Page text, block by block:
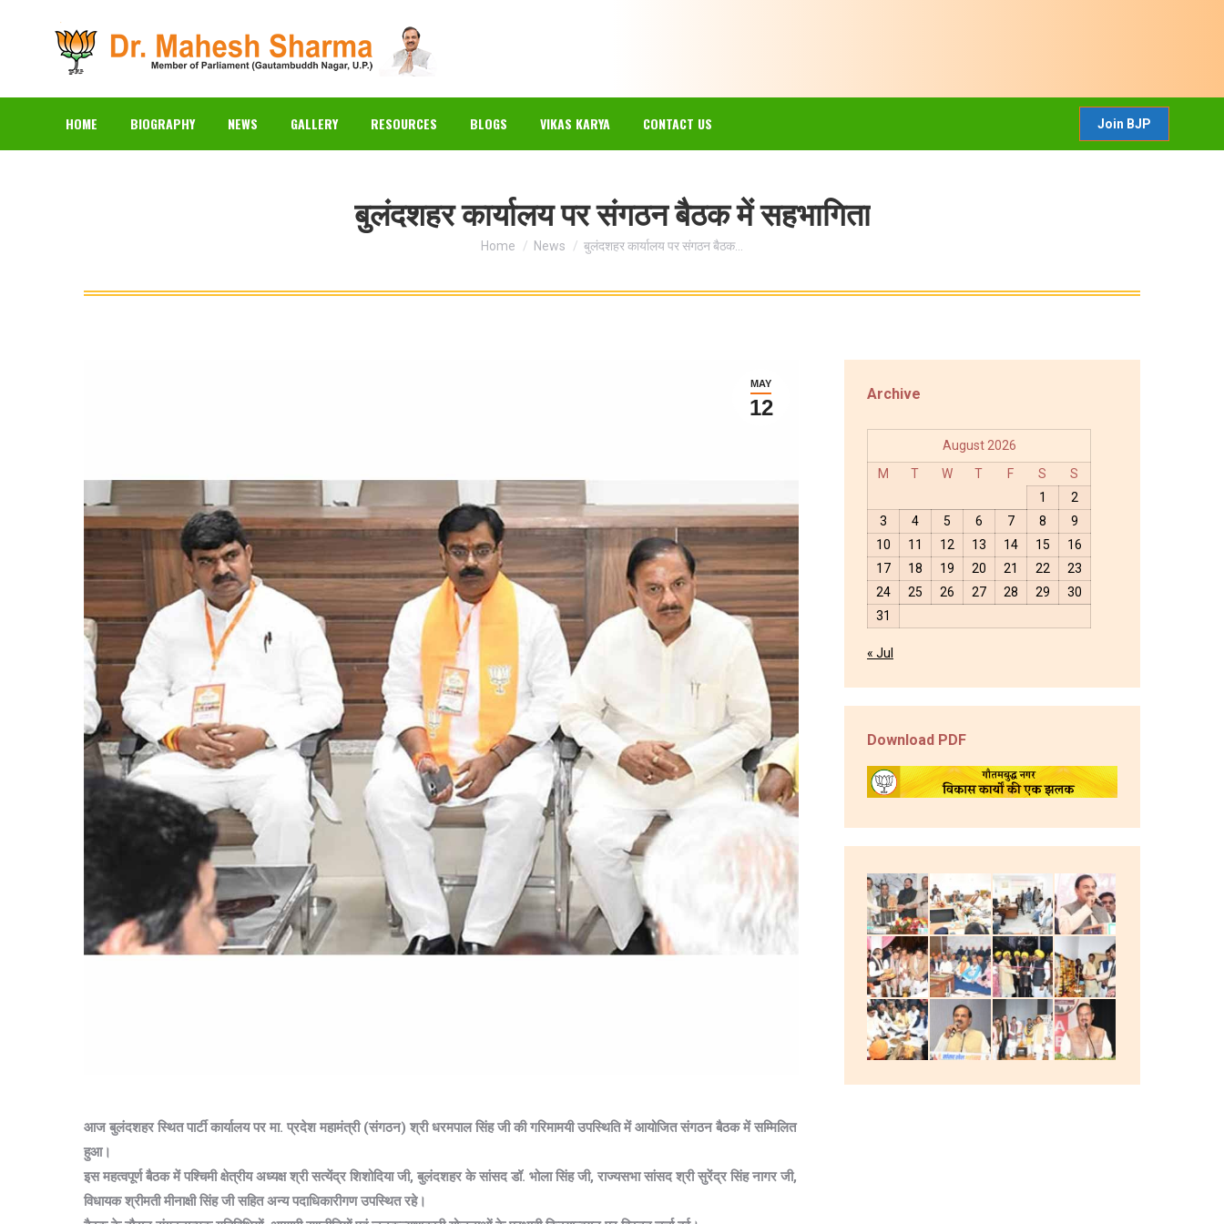
HOME BIOGRAPHY NEWS GALLERY RESOURCES BLOGS VIKAS KARYA CONTACT US Join BJP
बुलंदशहर कार्यालय पर संगठन बैठक में सहभागिता
You are here:
Home News बुलंदशहर कार्यालय पर संगठन बैठक…
MAY
12
आज बुलंदशहर स्थित पार्टी कार्यालय पर मा. प्रदेश महामंत्री (संगठन) श्री धरमपाल सिंह जी की गरिमामयी उपस्थिति में आयोजित संगठन बैठक में सम्मिलित
हुआ।
इस महत्वपूर्ण बैठक में पश्चिमी क्षेत्रीय अध्यक्ष श्री सत्येंद्र शिशोदिया जी, बुलंदशहर के सांसद डॉ. भोला सिंह जी, राज्यसभा सांसद श्री सुरेंद्र सिंह नागर जी,
विधायक श्रीमती मीनाक्षी सिंह जी सहित अन्य पदाधिकारीगण उपस्थित रहे।
Archive
August 2026
M
T W T F S
S
1
2
3
4 5 6 7 8
9
10
11 12 13 14 15
16
17
18 19 20 21 22
23
24
25 26 27 28 29
30
31
« Jul
Download PDF
NEWS